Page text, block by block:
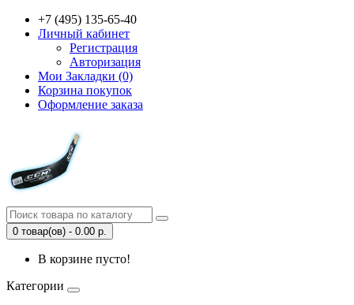
+7 (495) 135-65-40
Личный кабинет
Регистрация
Авторизация
Мои Закладки (0)
Корзина покупок
Оформление заказа
0 товар(ов) - 0.00 р.
В корзине пусто!
Категории